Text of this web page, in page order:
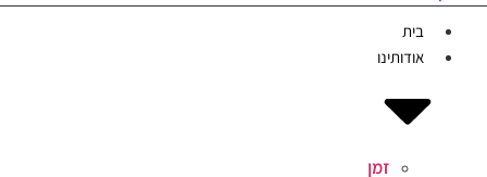
בית
אודותינו
זמן